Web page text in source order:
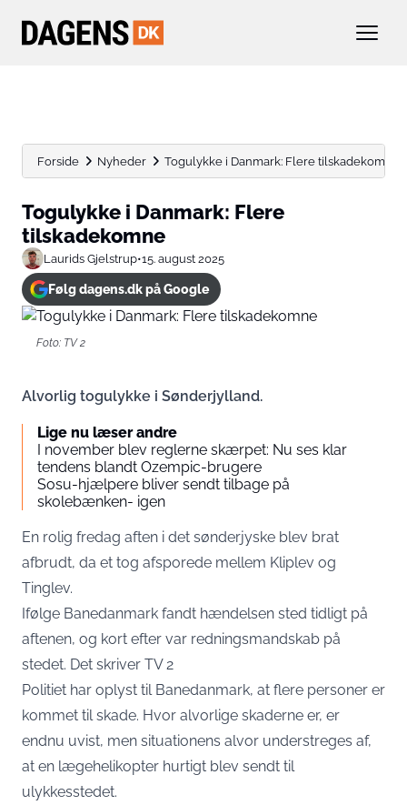
Forside Nyheder Togulykke i Danmark: Flere tilskadekomne
Togulykke i Danmark: Flere
tilskadekomne
Laurids Gjelstrup•15. august 2025
Følg dagens.dk på Google
Foto: TV 2
Alvorlig togulykke i Sønderjylland.
Lige nu læser andre
I november blev reglerne skærpet: Nu ses klar
tendens blandt Ozempic-brugere
Sosu-hjælpere bliver sendt tilbage på
skolebænken- igen
En rolig fredag aften i det sønderjyske blev brat
afbrudt, da et tog afsporede mellem Kliplev og
Tinglev.
Ifølge Banedanmark fandt hændelsen sted tidligt på
aftenen, og kort efter var redningsmandskab på
stedet. Det skriver TV 2
Politiet har oplyst til Banedanmark, at flere personer er
kommet til skade. Hvor alvorlige skaderne er, er
endnu uvist, men situationens alvor understreges af,
at en lægehelikopter hurtigt blev sendt til
ulykkesstedet.